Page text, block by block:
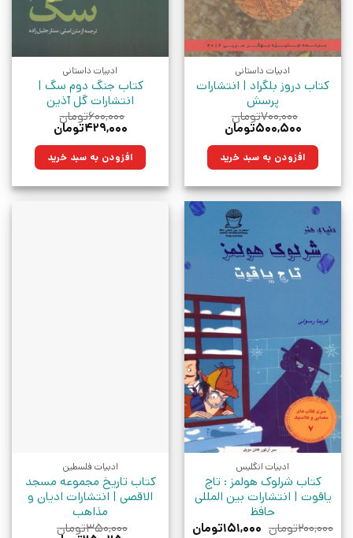
ادبیات داستانی
کتاب دروز بلگراد | انتشارات
پرسش
۷۰۰,۰۰۰تومان
قیمت
۷۰۰,۰۰۰تومان
بود.
۵۰۰,۵۰۰تومان
۵۰۰,۵۰۰تومان.افزودن به سبد خرید
ادبیات داستانی
کتاب جنگ دوم سگ |
انتشارات گل آذین
۶۰۰,۰۰۰تومان
قیمت
۶۰۰,۰۰۰تومان
بود.
۴۲۹,۰۰۰تومان
۴۲۹,۰۰۰تومان.افزودن به سبد خرید
ادبیات انگلیس
کتاب شرلوک هولمز : تاج
یاقوت | انتشارات بین المللی
حافظ
۲۰۰,۰۰۰تومان قیمت
۱۵۱,۰۰۰تومانقیمت
ادبیات فلسطین
کتاب تاریخ مجموعه مسجد
الاقصی | انتشارات ادیان و
مذاهب
۳۵۰,۰۰۰تومان